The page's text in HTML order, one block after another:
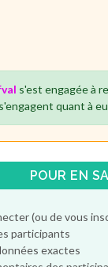
s'est engagée à
quant à
POUR EN
(ou de vous
participants
exactes